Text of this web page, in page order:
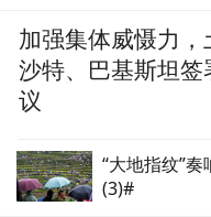
“大地指纹”
(3)#
加强集体威慑力，
沙特、巴基斯坦签
议